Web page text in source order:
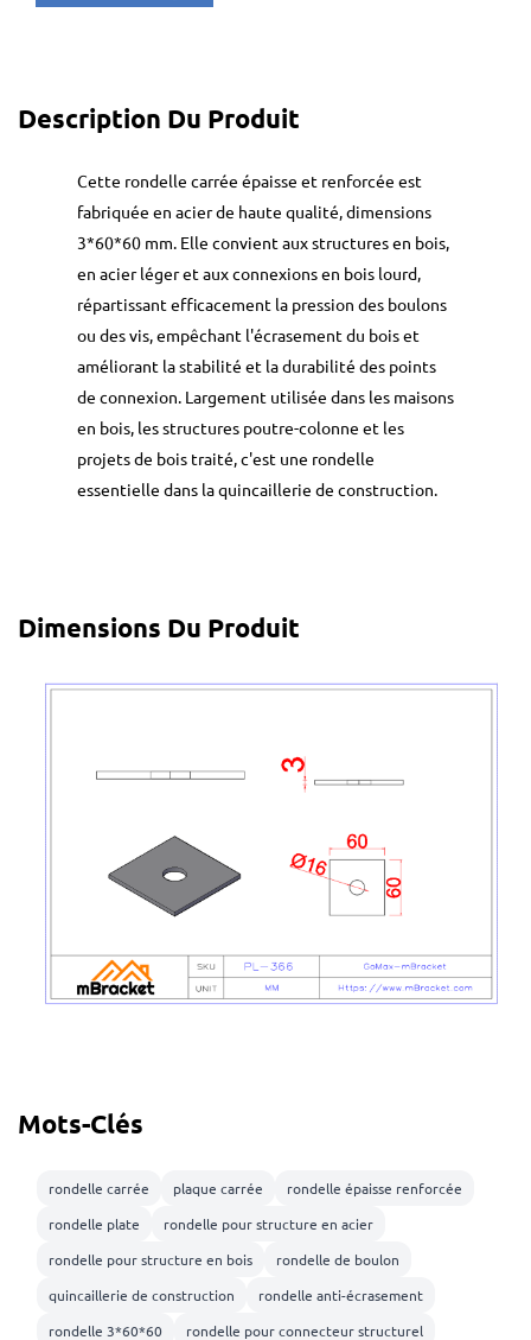
Description Du Produit
Cette rondelle carrée épaisse et renforcée est
fabriquée en acier de haute qualité, dimensions
3*60*60 mm. Elle convient aux structures en bois,
en acier léger et aux connexions en bois lourd,
répartissant efficacement la pression des boulons
ou des vis, empêchant l'écrasement du bois et
améliorant la stabilité et la durabilité des points
de connexion. Largement utilisée dans les maisons
en bois, les structures poutre-colonne et les
projets de bois traité, c'est une rondelle
essentielle dans la quincaillerie de construction.
Dimensions Du Produit
Mots-Clés
rondelle carrée plaque carrée
rondelle épaisse renforcée
rondelle plate
rondelle pour structure en acier
rondelle pour structure en bois
rondelle de boulon
quincaillerie de construction
rondelle anti-écrasement
rondelle 3*60*60
rondelle pour connecteur structurel